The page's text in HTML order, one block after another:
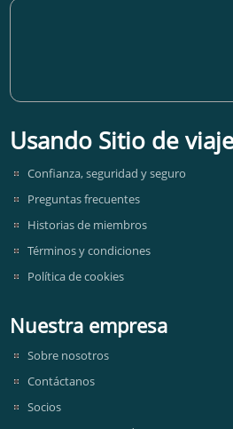
Usando Sitio de
Confianza, seguridad y seguro
Preguntas frecuentes
Historias de miembros
Términos y condiciones
Política de cookies
Nuestra empresa
Sobre nosotros
Contáctanos
Socios